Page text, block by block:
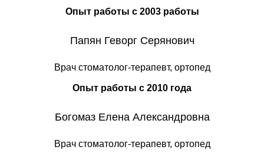
Опыт работы с 2003 работы
Папян Геворг Серянович
Врач стоматолог-терапевт, ортопед
Опыт работы с 2010 года
Богомаз Елена Александровна
Врач стоматолог-терапевт, ортопед